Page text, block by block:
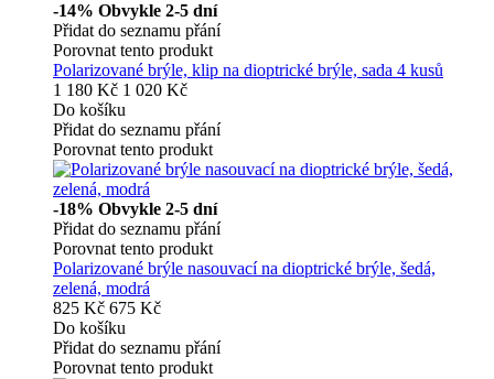
-14% Obvykle 2-5 dní
Přidat do seznamu přání
Porovnat tento produkt
Polarizované brýle, klip na dioptrické brýle, sada 4 kusů
1 180 Kč 1 020 Kč
Do košíku
Přidat do seznamu přání
Porovnat tento produkt
-18% Obvykle 2-5 dní
Přidat do seznamu přání
Porovnat tento produkt
Polarizované brýle nasouvací na dioptrické brýle, šedá,
zelená, modrá
825 Kč 675 Kč
Do košíku
Přidat do seznamu přání
Porovnat tento produkt